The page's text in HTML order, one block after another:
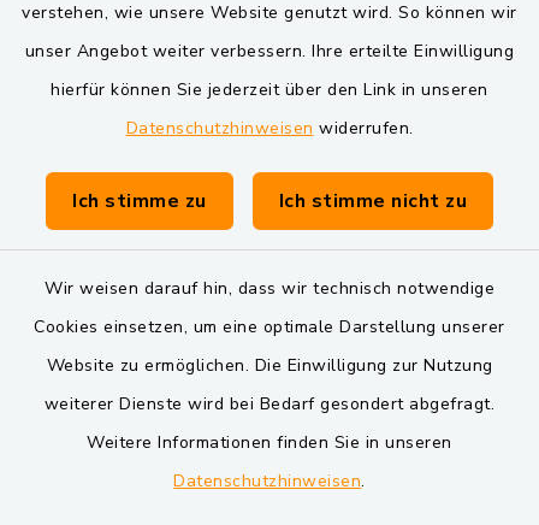
verstehen, wie unsere Website genutzt wird. So können wir
unser Angebot weiter verbessern. Ihre erteilte Einwilligung
hierfür können Sie jederzeit über den Link in unseren
Datenschutzhinweisen widerrufen.
Ich stimme zu Ich stimme nicht zu
Wir weisen darauf hin, dass wir technisch notwendige
Cookies einsetzen, um eine optimale Darstellung unserer
Website zu ermöglichen. Die Einwilligung zur Nutzung
weiterer Dienste wird bei Bedarf gesondert abgefragt.
Weitere Informationen finden Sie in unseren
Datenschutzhinweisen.
Verwaltungsgemeinschaft Schwarzenfeld
Kontakt
Datenschutz
Impressum
Sitemap